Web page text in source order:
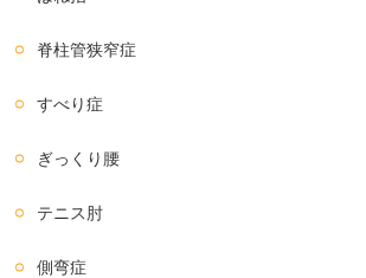
脊柱管狭窄症
すべり症
ぎっくり腰
テニス肘
側弯症